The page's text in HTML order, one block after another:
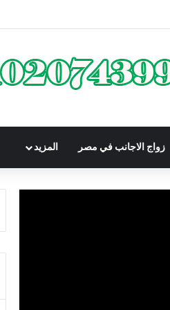
التي تحمي المشتري في القانون المصري
زواج الاجانب في مصر المزيد